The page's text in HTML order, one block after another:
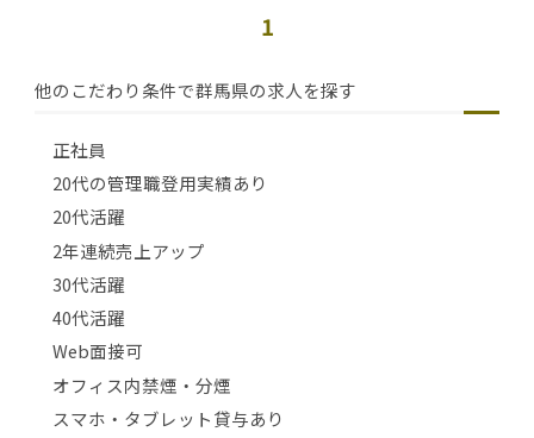
1
他のこだわり条件で群馬県の求人を探す
正社員
20代の管理職登用実績あり
20代活躍
2年連続売上アップ
30代活躍
40代活躍
Web面接可
オフィス内禁煙・分煙
スマホ・タブレット貸与あり